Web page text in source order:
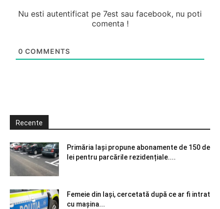
Nu esti autentificat pe 7est sau facebook, nu poti
comenta !
0 COMMENTS
Recente
Primăria Iași propune abonamente de 150 de
lei pentru parcările rezidențiale....
Femeie din Iași, cercetată după ce ar fi intrat
cu mașina...